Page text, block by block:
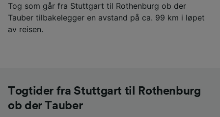
Tog som går fra Stuttgart til Rothenburg ob der
Tauber tilbakelegger en avstand på ca. 99 km i løpet
av reisen.
Togtider fra Stuttgart til Rothenburg
ob der Tauber